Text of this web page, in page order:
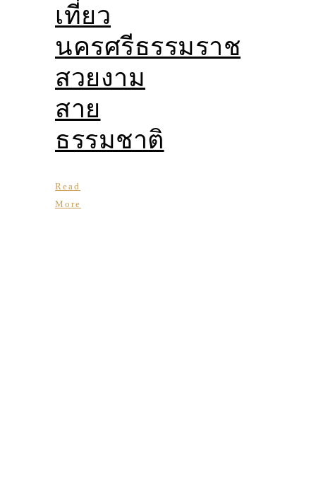
เที่ยว
นครศรีธรรมราช
สวยงาม
สาย
ธรรมชาติ
Read
More